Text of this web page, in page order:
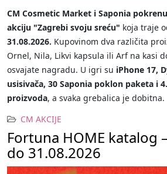
CM Cosmetic Market i Saponia
akciju "Zagrebi svoju sreću" koja traje
31.08.2026. Kupovinom dva različita
Ornel, Nila, Likvi kapsula ili Arf na kasi
osvajate nagradu. U igri su iPhone 17,
usisivača, 30 Saponia poklon paketa i
proizvoda, a svaka grebalica je dobitna.
CM AKCIJE
Fortuna HOME katalog
do 31.08.2026